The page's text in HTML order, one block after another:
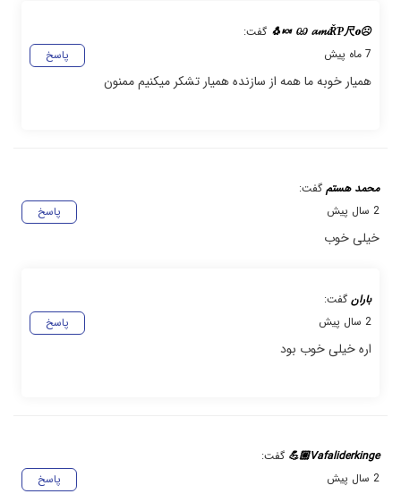
☹ඏ 𝓪𝓶𝓲ŘƤ尺𝐨 🍬🐧
گفت:
پاسخ
7 ماه پیش
همیار خوبه ما همه از سازنده همیار تشکر میکنیم ممنون
محمد هستم گفت:
پاسخ
2 سال پیش
خیلی خوب
باران گفت:
پاسخ
2 سال پیش
اره خیلی خوب بود
Vafaliderkinge💪🏼
گفت:
پاسخ
2 سال پیش